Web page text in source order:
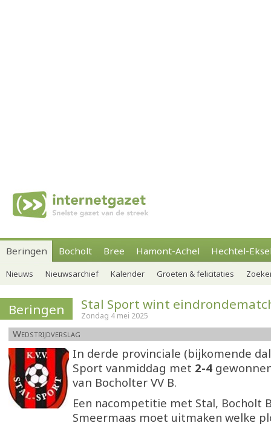
Beringen Bocholt Bree Hamont-Achel Hechtel-
Nieuws Nieuwsarchief Kalender Groeten & felicitaties
Beringen Stal Sport wint
Zondag 4 mei 2025
Wedstrijdverslag
In derde provinciale (bijkomende
Sport vanmiddag met 2-4
van Bocholter VV B.
Een nacompetitie met Stal, Bocholt
Smeermaas moet uitmaken welke